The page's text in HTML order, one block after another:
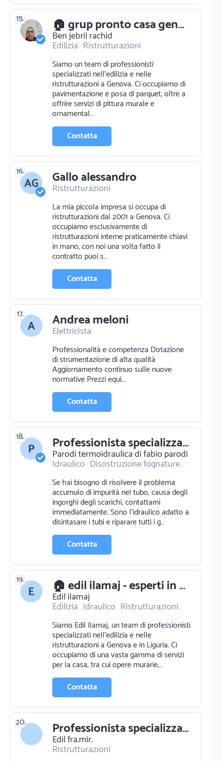
15. 🏠 grup pronto casa genova 🏠
Ben jebril rachid
Edilizia Ristrutturazioni
Pittura murale e ornamentale
Cemento e calcestruzzo
Siamo un team di professionisti
specializzati nell'edilizia e nelle
ristrutturazioni a Genova. Ci occupiamo di
pavimentazione e posa di parquet, oltre a
offrire servizi di pittura murale e
ornamental…
Contatta
16. Gallo alessandro
Ristrutturazioni
La mia piccola impresa si occupa di
ristrutturazioni dal 2001 a Genova. Ci
occupiamo esclusivamente di
ristrutturazioni interne praticamente chiavi
in mano, con noi una volta fatto il
contratto puoi s…
Contatta
17. Andrea meloni
Elettricista
Professionalità e competenza Dotazione
di strumentazione di alta qualità
Aggiornamento continuo sulle nuove
normative Prezzi equi.…
Contatta
18. Professionista specializzato in idraulico a genova genova
Parodi termoidraulica di fabio parodi
Idraulico Disostruzione fognature
Se hai bisogno di risolvere il problema
accumulo di impurità nel tubo, causa degli
ingorghi degli scarichi, contattami
immediatamente. Sono l'idraulico adatto a
disintasare i tubi e riparare tutti i g…
Contatta
19. 🏠 edil ilamaj - esperti in edilizia e ristrutturazioni a genova e in liguria
Edil ilamaj
Edilizia Idraulico Ristrutturazioni
Siamo Edil Ilamaj, un team di professionisti
specializzati nell'edilizia e nelle
ristrutturazioni a Genova e in Liguria. Ci
occupiamo di una vasta gamma di servizi
per la casa, tra cui opere murarie,…
Contatta
20. Professionista specializzato in ristrutturazioni a genova
Edil fra.mir.
Ristrutturazioni